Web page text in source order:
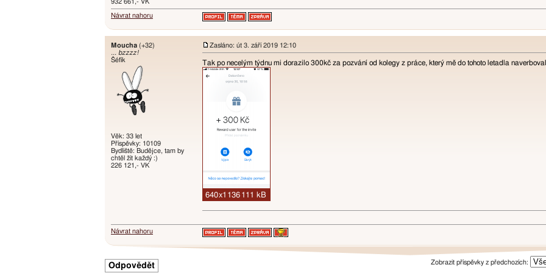
932 661,- VK
Návrat nahoru
Moucha (+32)
... bzzzz!
Šéfík
Věk: 33 let
Příspěvky: 10109
Bydliště: Budějce, tam by
chtěl žít každý :)
226 121,- VK
Zasláno: út 3. září 2019 12:10
Tak po necelým týdnu mi dorazilo 300kč za pozvání od kolegy z práce, který mě do tohoto letadla
Návrat nahoru
Zobrazit příspěvky z předchozích:
Odpovědět